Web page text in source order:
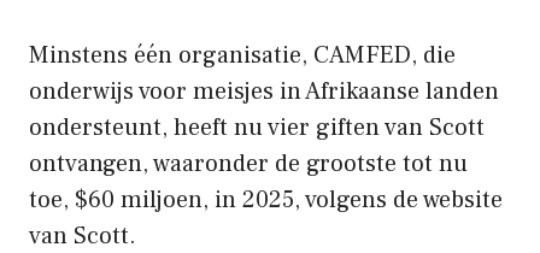
Minstens één organisatie, CAMFED, die
onderwijs voor meisjes in Afrikaanse landen
ondersteunt, heeft nu vier giften van Scott
ontvangen, waaronder de grootste tot nu
toe, $60 miljoen, in 2025, volgens de website
van Scott.